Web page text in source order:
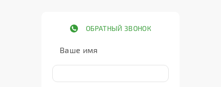
ОБРАТНЫЙ ЗВОНОК
Ваше имя